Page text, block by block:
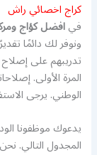
كراج اخصائي راش
فيافضل كؤاج
ونوفر لك دائمًا
تدريبهم على
المرة الأولى.
الوطني. يرجى
يدعوك موظفونا
المجدول التالي.